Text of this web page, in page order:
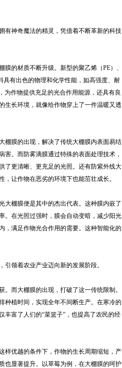
有神奇魔法的精灵，凭借着不断革新的科技
的材质不断升级。新型的聚乙烯（PE）、
有出色的物理和化学性能，如高强度、耐
为作物提供充足的光合作用能源，还具有良
生长环境，就像给作物穿上了一件温暖又透
棚膜的出现，解决了传统大棚膜内表面易结
。而防雾滴膜通过特殊的表面处理技术，
了更清晰、更充足的光照。还有防紫外线大
让作物在恶劣的环境下也能茁壮成长。
大棚膜便是其中的杰出代表。这种膜内嵌了
。在光照过强时，膜会自动变暗，减少阳光
，满足作物光合作用的需要。这种智能化的
领着农业产业迈向新的发展阶段。
而大棚膜的出现，打破了这一传统限制。
种植时间，实现全年不间断生产。在寒冷的
富了人们的“菜篮子”，也提高了农民的经
样优越的条件下，作物的生长周期缩短，产
也显著提升。以草莓为例，在大棚膜的呵护